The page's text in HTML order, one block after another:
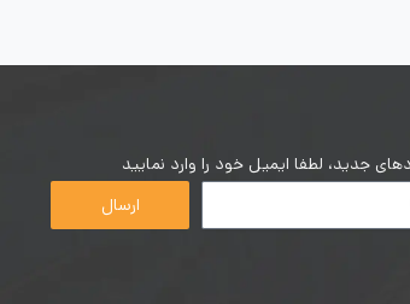
جدید، لطفا ایمیل خود را وارد نمایید
ارسال